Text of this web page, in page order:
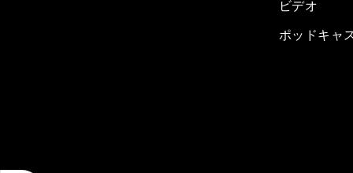
ビデオ
ポッドキャ